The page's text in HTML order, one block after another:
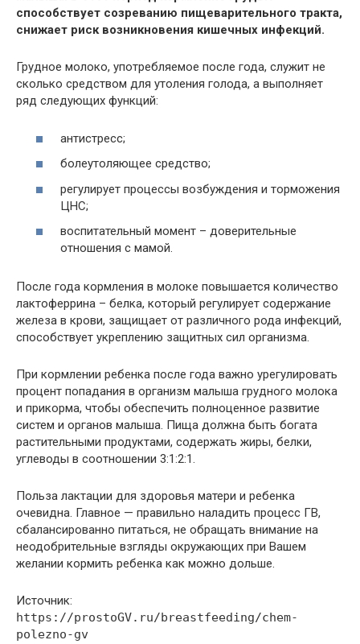
способствует созреванию пищеварительного тракта,
снижает риск возникновения кишечных инфекций.
Грудное молоко, употребляемое после года, служит не
сколько средством для утоления голода, а выполняет
ряд следующих функций:
антистресс;
болеутоляющее средство;
регулирует процессы возбуждения и торможения
ЦНС;
воспитательный момент – доверительные
отношения с мамой.
После года кормления в молоке повышается количество
лактоферрина – белка, который регулирует содержание
железа в крови, защищает от различного рода инфекций,
способствует укреплению защитных сил организма.
При кормлении ребенка после года важно урегулировать
процент попадания в организм малыша грудного молока
и прикорма, чтобы обеспечить полноценное развитие
систем и органов малыша. Пища должна быть богата
растительными продуктами, содержать жиры, белки,
углеводы в соотношении 3:1:2:1.
Польза лактации для здоровья матери и ребенка
очевидна. Главное — правильно наладить процесс ГВ,
сбалансированно питаться, не обращать внимание на
неодобрительные взгляды окружающих при Вашем
желании кормить ребенка как можно дольше.
Источник:
https://prostoGV.ru/breastfeeding/chem-
polezno-gv